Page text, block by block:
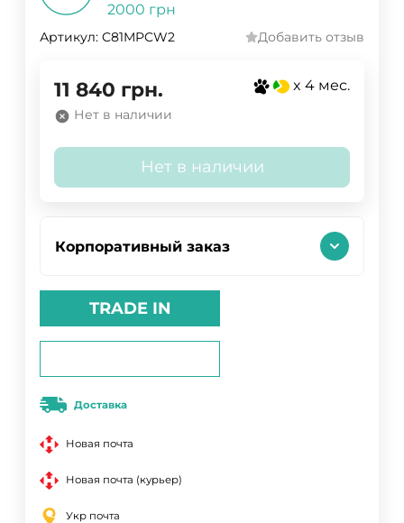
2000 грн
Артикул: C81MPCW2 Добавить отзыв
11 840 грн. x 4 мес.
Нет в наличии
Нет в наличии
Корпоративный заказ
TRADE IN
Доставка
Новая почта
Новая почта (курьер)
Укр почта